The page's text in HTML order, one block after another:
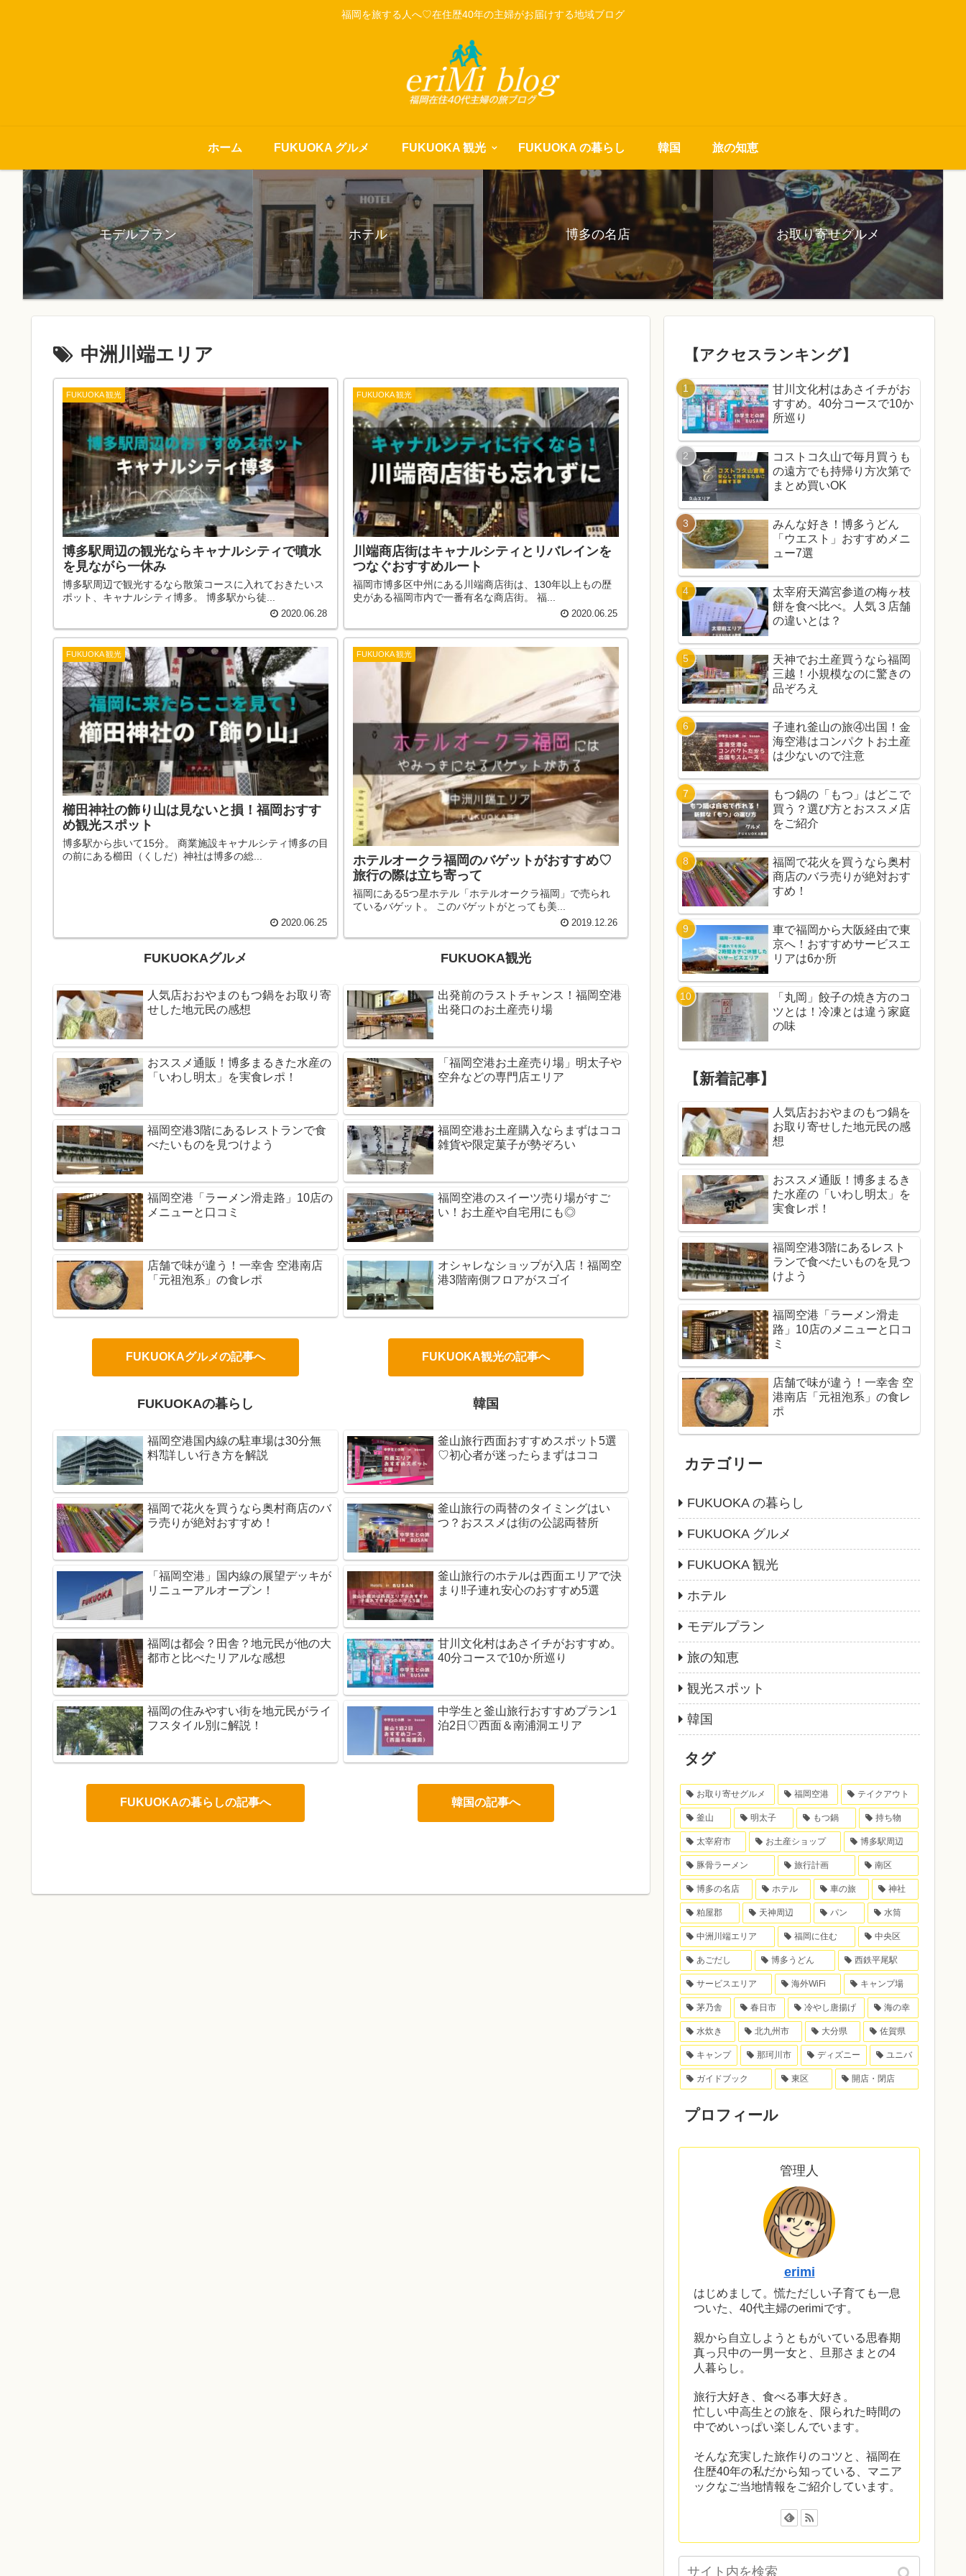
福岡を旅する人へ♡在住歴40年の主婦がお届けする地域ブログ
ホーム FUKUOKA グルメ FUKUOKA 観光 FUKUOKA の暮らし 韓国 旅の知恵
モデルプラン ホテル 博多の名店 お取り寄せグルメ
中洲川端エリア
FUKUOKA 観光
博多駅周辺の観光ならキャナルシティで噴水
を見ながら一休み
博多駅周辺で観光するなら散策コースに入れておきたいス
ポット、キャナルシティ博多。 博多駅から徒...
2020.06.28
FUKUOKA 観光
川端商店街はキャナルシティとリバレインを
つなぐおすすめルート
福岡市博多区中州にある川端商店街は、130年以上もの歴
史がある福岡市内で一番有名な商店街。 福...
2020.06.25
FUKUOKA 観光
櫛田神社の飾り山は見ないと損！福岡おすす
め観光スポット
博多駅から歩いて15分。 商業施設キャナルシティ博多の目
の前にある櫛田（くしだ）神社は博多の総...
2020.06.25
FUKUOKA 観光
ホテルオークラ福岡のバゲットがおすすめ♡
旅行の際は立ち寄って
福岡にある5つ星ホテル「ホテルオークラ福岡」で売られ
ているバゲット。 このバゲットがとっても美...
2019.12.26
FUKUOKAグルメ
人気店おおやまのもつ鍋をお取り寄
せした地元民の感想
おススメ通販！博多まるきた水産の
「いわし明太」を実食レポ！
福岡空港3階にあるレストランで食
べたいものを見つけよう
福岡空港「ラーメン滑走路」10店の
メニューと口コミ
店舗で味が違う！一幸舎 空港南店
「元祖泡系」の食レポ
FUKUOKAグルメの記事へ
FUKUOKA観光
出発前のラストチャンス！福岡空港
出発口のお土産売り場
「福岡空港お土産売り場」明太子や
空弁などの専門店エリア
福岡空港お土産購入ならまずはココ
雑貨や限定菓子が勢ぞろい
福岡空港のスイーツ売り場がすご
い！お土産や自宅用にも◎
オシャレなショップが入店！福岡空
港3階南側フロアがスゴイ
FUKUOKA観光の記事へ
FUKUOKAの暮らし
福岡空港国内線の駐車場は30分無
料⁈詳しい行き方を解説
福岡で花火を買うなら奥村商店のバ
ラ売りが絶対おすすめ！
「福岡空港」国内線の展望デッキが
リニューアルオープン！
福岡は都会？田舎？地元民が他の大
都市と比べたリアルな感想
福岡の住みやすい街を地元民がライ
フスタイル別に解説！
FUKUOKAの暮らしの記事へ
韓国
釜山旅行西面おすすめスポット5選
♡初心者が迷ったらまずはココ
釜山旅行の両替のタイミングはい
つ？おススメは街の公認両替所
釜山旅行のホテルは西面エリアで決
まり‼子連れ安心のおすすめ5選
甘川文化村はあさイチがおすすめ。
40分コースで10か所巡り
中学生と釜山旅行おすすめプラン1
泊2日♡西面＆南浦洞エリア
韓国の記事へ
【アクセスランキング】
甘川文化村はあさイチがお
すすめ。40分コースで10か
所巡り
コストコ久山で毎月買うも
の遠方でも持帰り方次第で
まとめ買いOK
みんな好き！博多うどん
「ウエスト」おすすめメニ
ュー7選
太宰府天満宮参道の梅ヶ枝
餅を食べ比べ。人気３店舗
の違いとは？
天神でお土産買うなら福岡
三越！小規模なのに驚きの
品ぞろえ
子連れ釜山の旅④出国！金
海空港はコンパクトお土産
は少ないので注意
もつ鍋の「もつ」はどこで
買う？選び方とおススメ店
をご紹介
福岡で花火を買うなら奥村
商店のバラ売りが絶対おす
すめ！
車で福岡から大阪経由で東
京へ！おすすめサービスエ
リアは6か所
「丸岡」餃子の焼き方のコ
ツとは！冷凍とは違う家庭
の味
【新着記事】
人気店おおやまのもつ鍋を
お取り寄せした地元民の感
想
おススメ通販！博多まるき
た水産の「いわし明太」を
実食レポ！
福岡空港3階にあるレスト
ランで食べたいものを見つ
けよう
福岡空港「ラーメン滑走
路」10店のメニューと口コ
ミ
店舗で味が違う！一幸舎 空
港南店「元祖泡系」の食レ
ポ
カテゴリー
FUKUOKA の暮らし
FUKUOKA グルメ
FUKUOKA 観光
ホテル
モデルプラン
旅の知恵
観光スポット
韓国
タグ
お取り寄せグルメ 福岡空港 テイクアウト
釜山 明太子 もつ鍋 持ち物
太宰府市 お土産ショップ 博多駅周辺
豚骨ラーメン 旅行計画 南区
博多の名店 ホテル 車の旅 神社
粕屋郡 天神周辺 パン 水筒
中洲川端エリア 福岡に住む 中央区
あごだし 博多うどん 西鉄平尾駅
サービスエリア 海外WiFi キャンプ場
茅乃舎 春日市 冷やし唐揚げ 海の幸
水炊き 北九州市 大分県 佐賀県
キャンプ 那珂川市 ディズニー ユニバ
ガイドブック 東区 開店・閉店
プロフィール
管理人
erimi
はじめまして。慌ただしい子育ても一息
ついた、40代主婦のerimiです。
親から自立しようともがいている思春期
真っ只中の一男一女と、旦那さまとの4
人暮らし。
旅行大好き、食べる事大好き。
忙しい中高生との旅を、限られた時間の
中でめいっぱい楽しんでいます。
そんな充実した旅作りのコツと、福岡在
住歴40年の私だから知っている、マニア
ックなご当地情報をご紹介しています。